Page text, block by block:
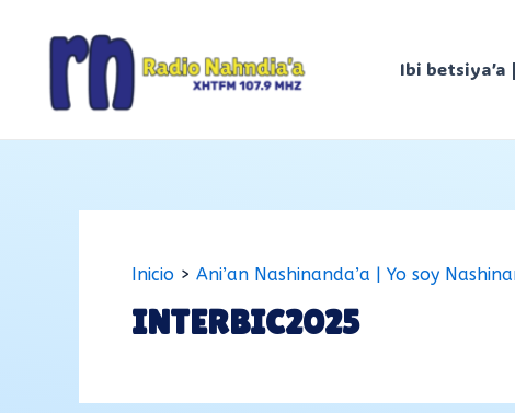
contenido
Ibi betsiya’a
Inicio Ani’an Nashinanda’a | Yo soy
INTERBIC2025